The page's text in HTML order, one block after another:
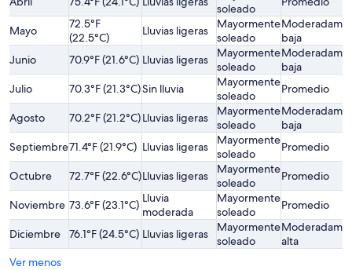
soleado
Mayo
72.5°F
(22.5°C)
Lluvias ligeras
Mayormente
soleado
baja
Junio
70.9°F (21.6°C) Lluvias ligeras
Mayormente
soleado
baja
Julio
70.3°F (21.3°C)Sin lluvia
Mayormente
soleado
Promedio
Agosto 70.2°F (21.2°C)Lluvias ligeras
Mayormente
soleado
baja
Septiembre71.4°F (21.9°C) Lluvias ligeras
Mayormente
soleado
Promedio
Octubre 72.7°F (22.6°C)Lluvias ligeras
Mayormente
soleado
Promedio
Noviembre 73.6°F (23.1°C) Lluvia
moderada
Mayormente
soleado
Promedio
Diciembre 76.1°F (24.5°C) Lluvias ligeras
Mayormente
soleado
alta
Ver menos